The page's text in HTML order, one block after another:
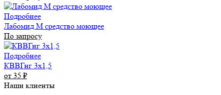
Подробнее
Лабомид М средство моющее
По запросу
Подробнее
КВВГнг 3х1,5
от 35 ₽
Наши клиенты